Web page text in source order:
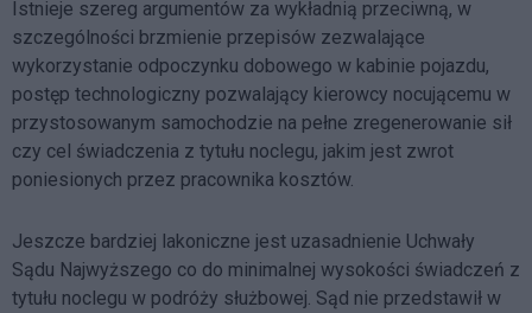
Istnieje szereg argumentów za wykładnią przeciwną, w
szczególności brzmienie przepisów zezwalające
wykorzystanie odpoczynku dobowego w kabinie pojazdu,
postęp technologiczny pozwalający kierowcy nocującemu w
przystosowanym samochodzie na pełne zregenerowanie sił
czy cel świadczenia z tytułu noclegu, jakim jest zwrot
poniesionych przez pracownika kosztów.
Jeszcze bardziej lakoniczne jest uzasadnienie Uchwały
Sądu Najwyższego co do minimalnej wysokości świadczeń z
tytułu noclegu w podróży służbowej. Sąd nie przedstawił w